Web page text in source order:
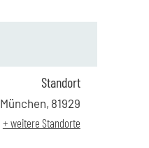
Standort
München, 81929
+ weitere Standorte